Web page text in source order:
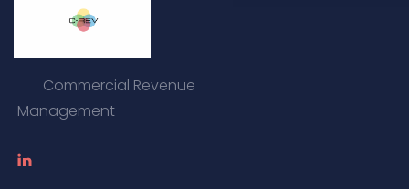
Commercial Revenue
Management